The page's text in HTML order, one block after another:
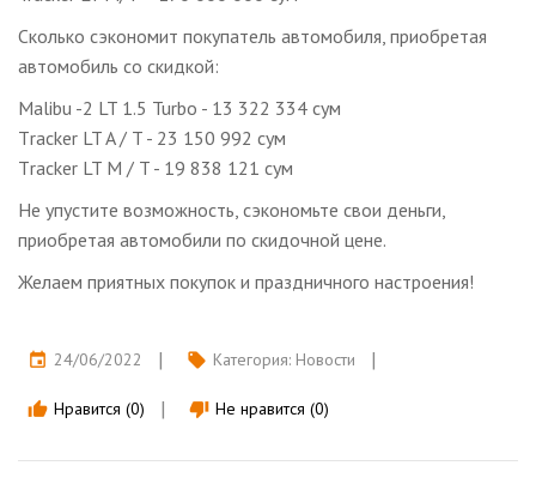
Сколько сэкономит покупатель автомобиля, приобретая
автомобиль со скидкой:
Malibu -2 LT 1.5 Turbo - 13 322 334 сум
Тracker LT A / T - 23 150 992 сум
Тracker LT M / T - 19 838 121 сум
Не упустите возможность, сэкономьте свои деньги,
приобретая автомобили по скидочной цене.
Желаем приятных покупок и праздничного настроения!
event 24/06/2022 local_offer Категория: Новости
thumb_up Нравится (0) thumb_down Не нравится (0)